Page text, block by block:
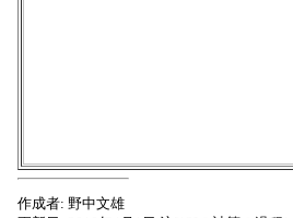
作成者: 野中文雄